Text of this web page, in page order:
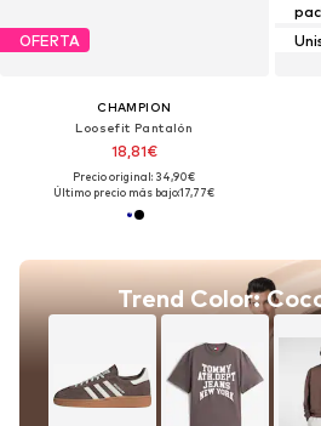
OFERTA
CHAMPION
Loosefit Pantalón
18,81€
Precio original: 34,90€
Último precio más bajo:17,77€
Trend Color: